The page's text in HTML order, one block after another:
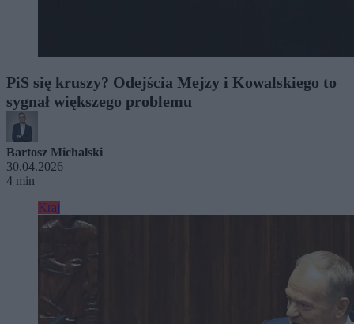
PiS się kruszy? Odejścia Mejzy i Kowalskiego to
sygnał większego problemu
Bartosz Michalski
30.04.2026
4 min
Kraj